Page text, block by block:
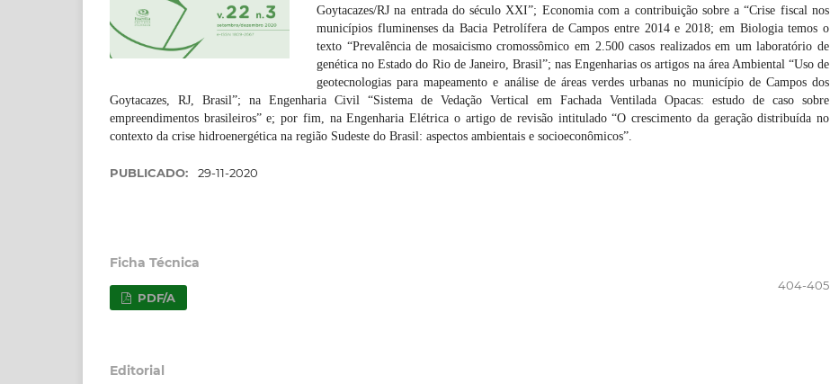
Goytacazes/RJ na entrada do século XXI”; Economia com a contribuição sobre a “Crise fiscal nos
municípios fluminenses da Bacia Petrolífera de Campos entre 2014 e 2018; em Biologia temos o
texto “Prevalência de mosaicismo cromossômico em 2.500 casos realizados em um laboratório de
genética no Estado do Rio de Janeiro, Brasil”; nas Engenharias os artigos na área Ambiental “Uso de
geotecnologias para mapeamento e análise de áreas verdes urbanas no município de Campos dos
Goytacazes, RJ, Brasil”; na Engenharia Civil “Sistema de Vedação Vertical em Fachada Ventilada Opacas: estudo de caso sobre
empreendimentos brasileiros” e; por fim, na Engenharia Elétrica o artigo de revisão intitulado “O crescimento da geração distribuída no
contexto da crise hidroenergética na região Sudeste do Brasil: aspectos ambientais e socioeconômicos”.
PUBLICADO: 29-11-2020
Ficha Técnica
404-405
PDF/A
Editorial